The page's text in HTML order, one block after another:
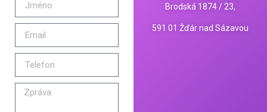
Brodská 1874 / 23,
591 01 Žďár nad Sázavou